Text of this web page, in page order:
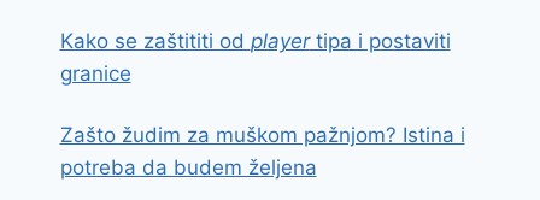
Kako se zaštititi od playertipa i postaviti
granice
Zašto žudim za muškom pažnjom? Istina i
potreba da budem željena